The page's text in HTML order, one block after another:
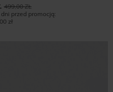
499,00 ZŁ
przed promocją:
zł